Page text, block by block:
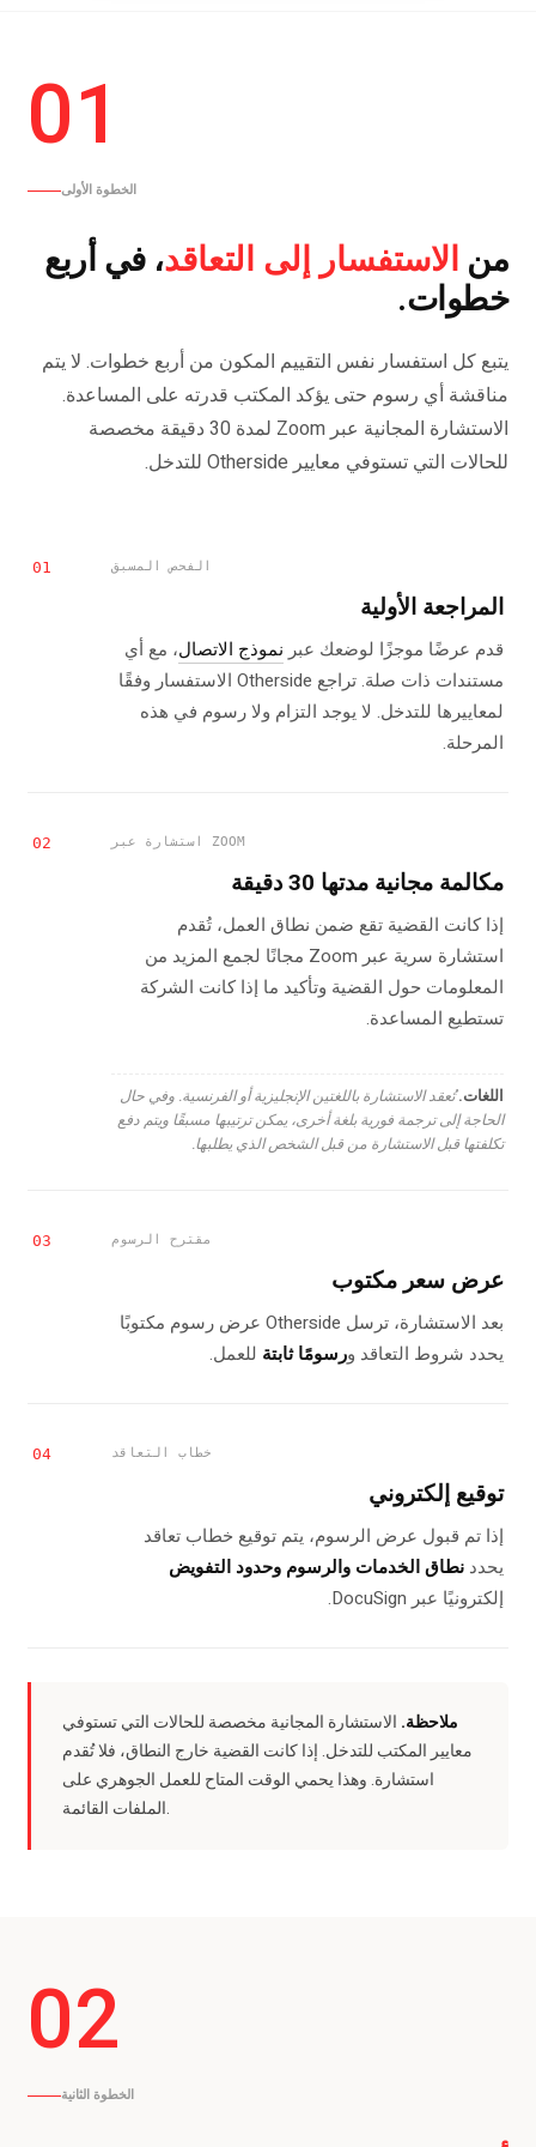
01
الخطوة الأولى
من الاستفسار إلى التعاقد، في أربع
خطوات.
يتبع كل استفسار نفس التقييم المكون من أربع خطوات. لا يتم
مناقشة أي رسوم حتى يؤكد المكتب قدرته على المساعدة.
الاستشارة المجانية عبر Zoom لمدة 30 دقيقة مخصصة
للحالات التي تستوفي معايير Otherside للتدخل.
01 الفحص المسبق
المراجعة الأولية
قدم عرضًا موجزًا لوضعك عبر نموذج الاتصال، مع أي
مستندات ذات صلة. تراجع Otherside الاستفسار وفقًا
لمعاييرها للتدخل. لا يوجد التزام ولا رسوم في هذه
المرحلة.
02 استشارة عبر ZOOM
مكالمة مجانية مدتها 30 دقيقة
إذا كانت القضية تقع ضمن نطاق العمل، تُقدم
استشارة سرية عبر Zoom مجانًا لجمع المزيد من
المعلومات حول القضية وتأكيد ما إذا كانت الشركة
تستطيع المساعدة.
اللغات.تُعقد الاستشارة باللغتين الإنجليزية أو الفرنسية. وفي حال
الحاجة إلى ترجمة فورية بلغة أخرى، يمكن ترتيبها مسبقًا ويتم دفع
تكلفتها قبل الاستشارة من قبل الشخص الذي يطلبها.
03 مقترح الرسوم
عرض سعر مكتوب
بعد الاستشارة، ترسل Otherside عرض رسوم مكتوبًا
يحدد شروط التعاقد ورسومًا ثابتة للعمل.
04 خطاب التعاقد
توقيع إلكتروني
إذا تم قبول عرض الرسوم، يتم توقيع خطاب تعاقد
يحدد نطاق الخدمات والرسوم وحدود التفويض
إلكترونيًا عبر DocuSign.
ملاحظة. الاستشارة المجانية مخصصة للحالات التي تستوفي
معايير المكتب للتدخل. إذا كانت القضية خارج النطاق، فلا تُقدم
استشارة. وهذا يحمي الوقت المتاح للعمل الجوهري على
الملفات القائمة.
02
الخطوة الثانية